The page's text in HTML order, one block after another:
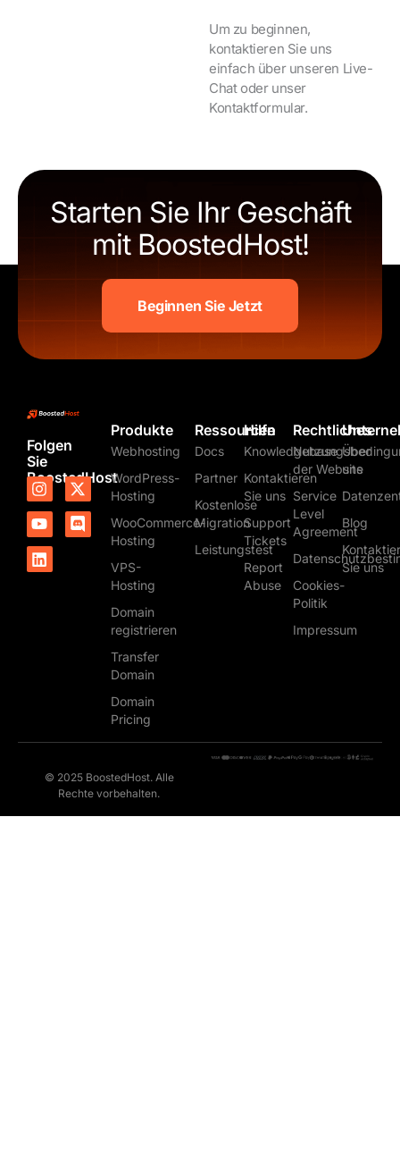
Um zu beginnen,
kontaktieren Sie uns
einfach über unseren Live-
Chat oder unser
Kontaktformular.
Starten Sie Ihr Geschäft
mit BoostedHost!
Beginnen Sie Jetzt
Folgen
Sie
BoostedHost
I
n
s
t
a
g
X
-
t
w
Y
o
u
t
u
b
D
i
s
c
L
i
n
k
e
d
Produkte
Webhosting
WordPress-
Hosting
WooCommerce-
Hosting
VPS-
Hosting
Domain
registrieren
Transfer
Domain
Domain
Pricing
Ressourcen
Docs
Partner
Kostenlose
Migration
Leistungstest
Hilfe
Knowledgebase
Kontaktieren
Sie uns
Support
Tickets
Report
Abuse
Rechtliches
der Website
Service
Level
Agreement
Cookies-
Politik
Impressum
Über
uns
Blog
Sie uns
© 2025 BoostedHost. Alle
Rechte vorbehalten.